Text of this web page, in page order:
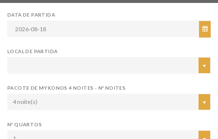
DATA DE PARTIDA
LOCAL DE PARTIDA
PACOTE DE MYKONOS 4 NOITES - Nº NOITES
4 noite(s)
Nº QUARTOS